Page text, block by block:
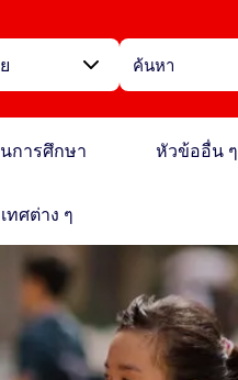
การศึกษา หัวข้ออื่น ๆ
ศต่าง ๆ